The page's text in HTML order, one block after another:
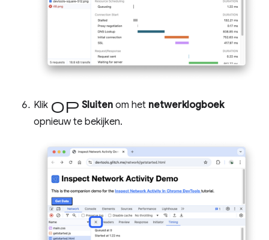
Klik op Sluiten om het netwerklogboek
opnieuw te bekijken.